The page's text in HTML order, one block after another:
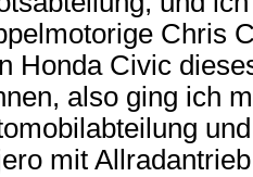
Chris
Honda Civic
also ging ich
mit